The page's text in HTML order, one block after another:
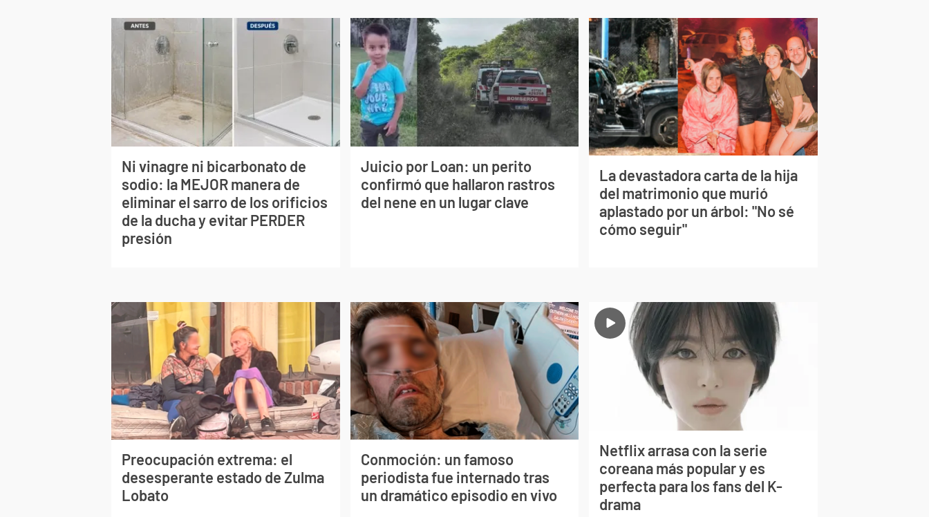
Ni vinagre ni bicarbonato de
sodio: la MEJOR manera de
eliminar el sarro de los orificios
de la ducha y evitar PERDER
presión
Juicio por Loan: un perito
confirmó que hallaron rastros
del nene en un lugar clave
La devastadora carta de la hija
del matrimonio que murió
aplastado por un árbol: "No sé
cómo seguir"
Preocupación extrema: el
desesperante estado de Zulma
Lobato
Conmoción: un famoso
periodista fue internado tras
un dramático episodio en vivo
Netflix arrasa con la serie
coreana más popular y es
perfecta para los fans del K-
drama